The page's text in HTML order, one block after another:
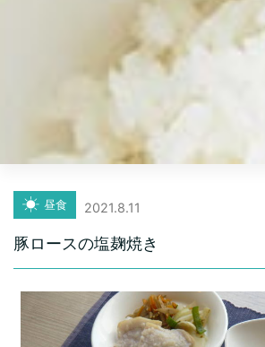
昼食 2021.8.11
豚ロースの塩麹焼き